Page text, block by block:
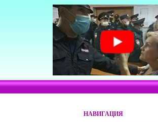
НАВИГАЦИЯ